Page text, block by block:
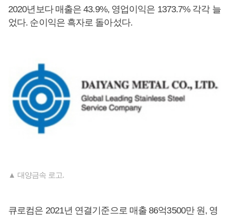
2020년보다 매출은 43.9%, 영업이익은 1373.7% 각각 늘
었다. 순이익은 흑자로 돌아섰다.
▲ 대양금속 로고.
큐로컴은 2021년 연결기준으로 매출 86억3500만 원, 영